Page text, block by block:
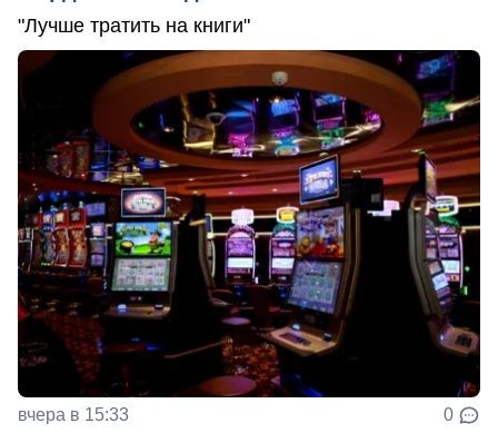
"Лучше тратить на книги"
вчера в 15:33 0